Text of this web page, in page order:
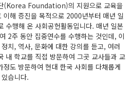
(Korea Foundation)의 지원으로 교육을
해 증진을 목적으로 2000년부터 매년 일
수행해 온 사회공헌활동입니다. 매년 일본
2주 동안 집중연수를 수행하는 것인데, 이
치, 역사, 문화에 대한 강의를 듣고, 여러
내 학교를 직접 방문하여 그곳 교사들과 교
도 방문하여 현대 한국 사회를 다채롭게
습니다.